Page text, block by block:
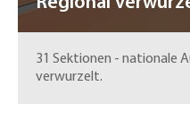
31 Sektionen - nationale
verwurzelt.